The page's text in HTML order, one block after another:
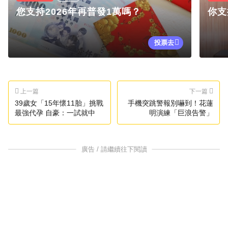
您支持2026年再普發1萬嗎？
投票去
你
上一篇
39歲女「15年懷11胎」挑戰
最強代孕 自豪：一試就中
下一篇
手機突跳警報別嚇到！花蓮
明演練「巨浪告警」
廣告 / 請繼續往下閱讀